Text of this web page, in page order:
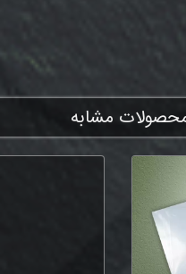
مشابه